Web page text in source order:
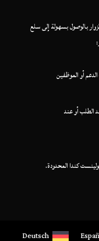
بالوصول بسهولة إلى سلع
أو الموظفين
الطلب أو عند
Deutsch